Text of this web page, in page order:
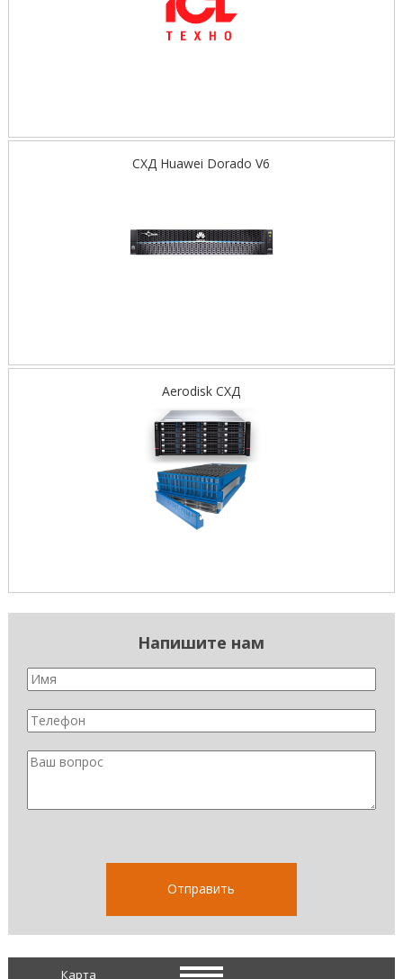
СХД Huawei Dorado V6
Aerodisk СХД
Напишите нам
Карта